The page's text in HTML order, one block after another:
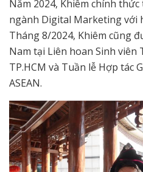
Năm 2024, Khiêm chính
ngành Digital Marketing với
Tháng 8/2024, Khiêm cũng
Nam tại Liên hoan Sinh viên
TP.HCM và Tuần lễ Hợp tác
ASEAN.